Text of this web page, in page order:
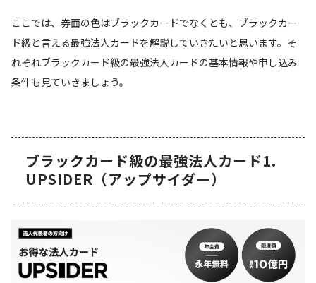
ここでは、券面の色はブラックカードでなくとも、ブラックカー
ド級と言える最強法人カードを解説していきたいと思います。そ
れぞれブラックカード級の最強法人カードの基本情報や申し込み
条件も見ていきましょう。
ブラックカード級の最強法人カード1.
UPSIDER（アップサイダー）